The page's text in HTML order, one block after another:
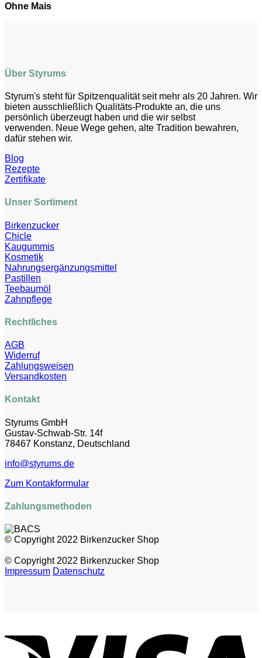
Ohne Mais
Über Styrums
Styrum's steht für Spitzenqualität seit mehr als 20 Jahren. Wir
bieten ausschließlich Qualitäts-Produkte an, die uns
persönlich überzeugt haben und die wir selbst
verwenden. Neue Wege gehen, alte Tradition bewahren,
dafür stehen wir.
Blog
Rezepte
Zertifikate
Unser Sortiment
Birkenzucker
Chicle
Kaugummis
Kosmetik
Nahrungsergänzungsmittel
Pastillen
Teebaumöl
Zahnpflege
Rechtliches
AGB
Widerruf
Zahlungsweisen
Versandkosten
Kontakt
Styrums GmbH
Gustav-Schwab-Str. 14f
78467 Konstanz, Deutschland
info@styrums.de
Zum Kontakformular
Zahlungsmethoden
© Copyright 2022 Birkenzucker Shop
© Copyright 2022 Birkenzucker Shop
Impressum Datenschutz